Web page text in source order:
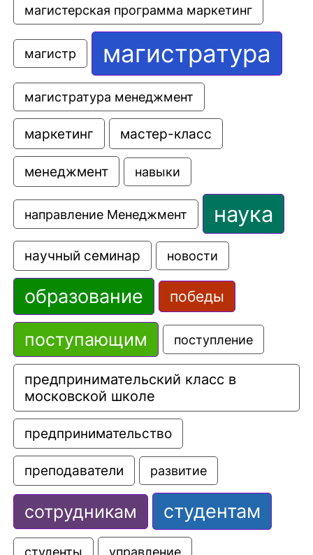
магистерская программа маркетинг
магистр магистратура
магистратура менеджмент
маркетинг мастер-класс
менеджмент навыки
направление Менеджмент наука
научный семинар новости
образование победы
поступающим поступление
предпринимательский класс в
московской школе
предпринимательство
преподаватели развитие
сотрудникам студентам
студенты управление